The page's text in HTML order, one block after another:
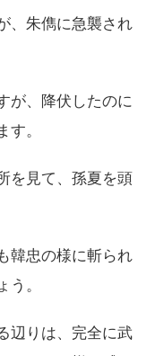
、朱儁に急襲され
が、降伏したのに
。
を見て、孫夏を頭
韓忠の様に斬られ
。
辺りは、完全に武